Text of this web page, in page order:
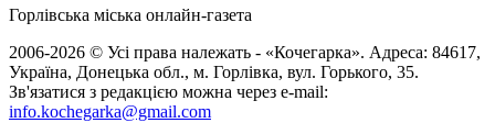
Горлівська міська онлайн-газета
2006-2026 © Усі права належать - «Кочегарка». Адреса: 84617,
Україна, Донецька обл., м. Горлівка, вул. Горького, 35.
Зв'язатися з редакцією можна через e-mail:
info.kochegarka@gmail.com